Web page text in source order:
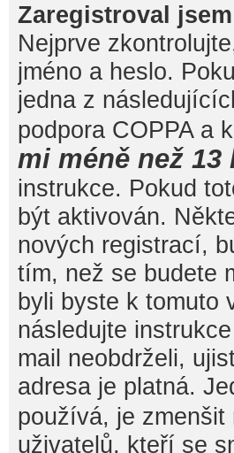
Zaregistroval
Nejprve
jméno a heslo.
jedna z
podpora COPPA a
mi méně než 13
instrukce. Pokud
být aktivován.
nových registrací,
tím, než se budete
byli byste k tomuto
následujte
mail neobdrželi,
adresa je platná.
používá, je
uživatelů, kteří se